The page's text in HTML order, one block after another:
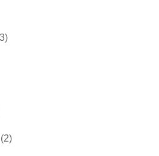
(2)